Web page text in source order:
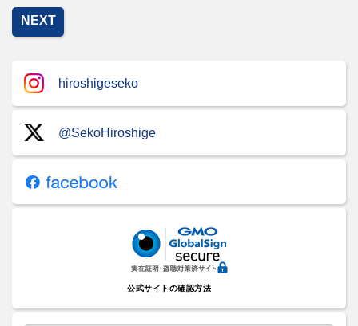
NEXT
hiroshigeseko
@SekoHiroshige
公式サイトの確認方法